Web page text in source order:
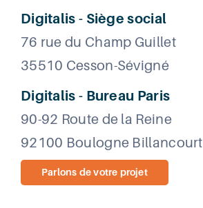
Digitalis - Siège social
76 rue du Champ Guillet
35510 Cesson-Sévigné
Digitalis - Bureau Paris
90-92 Route de la Reine
92100 Boulogne Billancourt
Parlons de votre projet